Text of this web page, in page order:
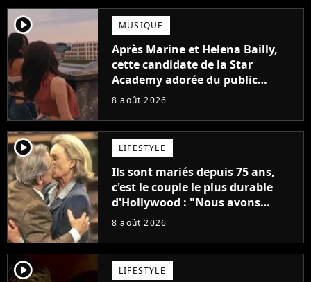
player2 MUSIQUE
Après Marine et Helena Bailly,
cette candidate de la Star
Academy adorée du public
annonce son premier album,
8 août 2026
player2 LIFESTYLE
Ils sont mariés depuis 75 ans,
c'est le couple le plus durable
d'Hollywood : "Nous avons
avancé jour après jour, et les
décennies"
8 août 2026
player2 LIFESTYLE